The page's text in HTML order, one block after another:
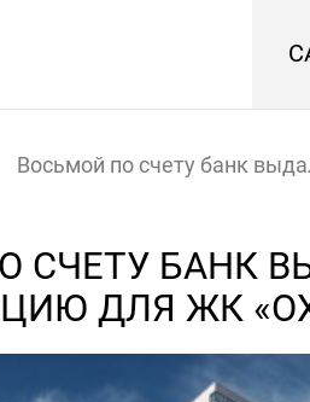
Восьмой по счету банк
СЧЕТУ БАНК
ДЛЯ ЖК